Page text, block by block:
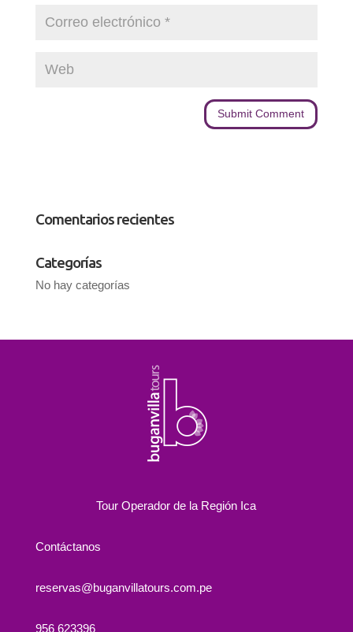
Comentarios recientes
Categorías
No hay categorías
Tour Operador de la Región Ica
Contáctanos
reservas@buganvillatours.com.pe
956 623396